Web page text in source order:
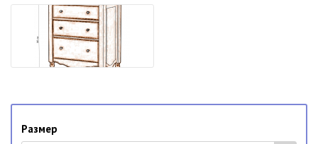
Размер